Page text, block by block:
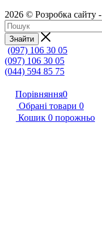
2026 © Розробка сайту -
Знайти
(097) 106 30 05
(097) 106 30 05
(044) 594 85 75
Порівняння0
Обрані товари 0
Кошик 0 порожньо